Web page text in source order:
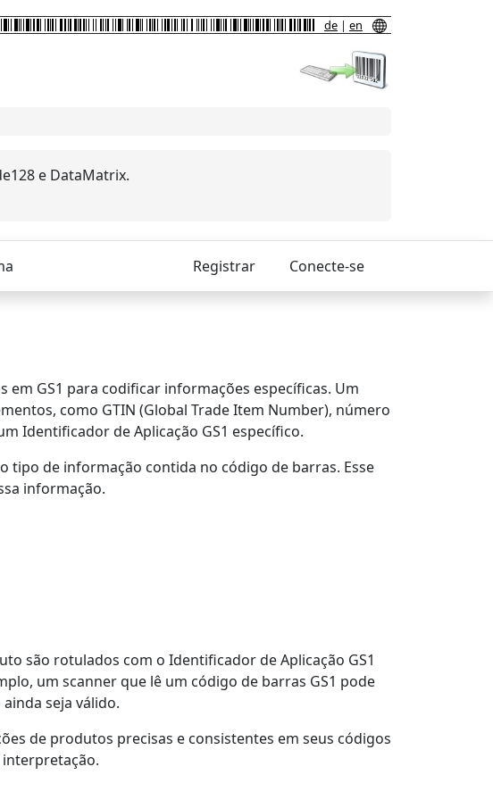
de | en
e DataMatrix.
Registrar Conecte-se
em GS1 para codificar informações específicas. Um
como GTIN (Global Trade Item Number), número
Identificador de Aplicação GS1 específico.
tipo de informação contida no código de barras. Esse
informação.
são rotulados com o Identificador de Aplicação GS1
um scanner que lê um código de barras GS1 pode
seja válido.
de produtos precisas e consistentes em seus códigos